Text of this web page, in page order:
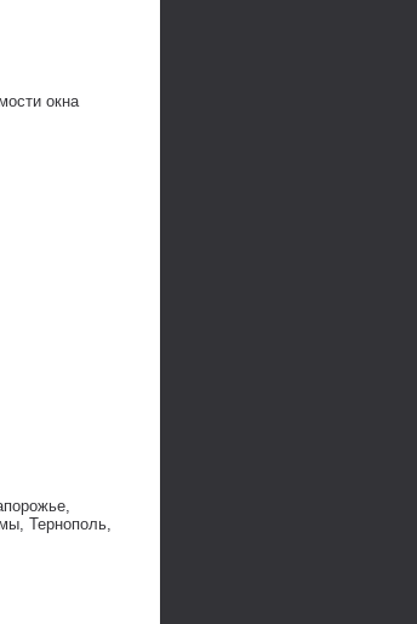
окна
Тернополь,